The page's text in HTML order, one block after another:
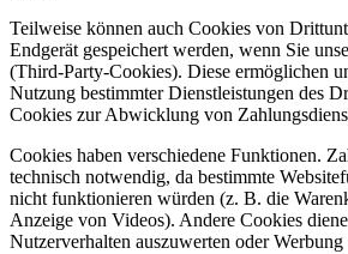
Teilweise können auch Cookies von
Endgerät gespeichert werden, wenn Sie
(Third-Party-Cookies). Diese ermöglichen
Nutzung bestimmter Dienstleistungen des
Cookies zur Abwicklung von
Cookies haben verschiedene Funktionen.
technisch notwendig, da bestimmte
nicht funktionieren würden (z. B. die
Anzeige von Videos). Andere Cookies
Nutzerverhalten auszuwerten oder Werbung